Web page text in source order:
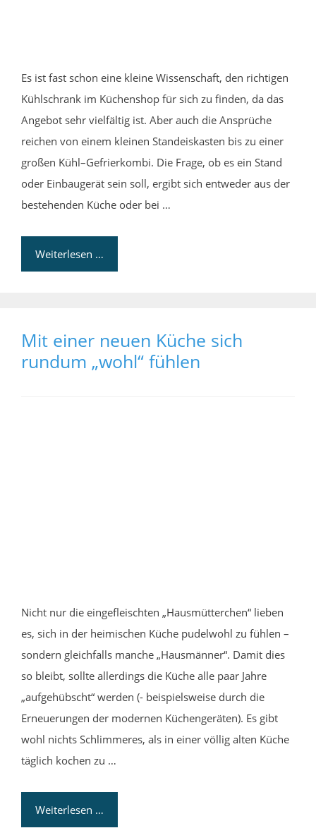
Es ist fast schon eine kleine Wissenschaft, den richtigen
Kühlschrank im Küchenshop für sich zu finden, da das
Angebot sehr vielfältig ist. Aber auch die Ansprüche
reichen von einem kleinen Standeiskasten bis zu einer
großen Kühl–Gefrierkombi. Die Frage, ob es ein Stand
oder Einbaugerät sein soll, ergibt sich entweder aus der
bestehenden Küche oder bei …
Weiterlesen …
Mit einer neuen Küche sich
rundum „wohl“ fühlen
Nicht nur die eingefleischten „Hausmütterchen“ lieben
es, sich in der heimischen Küche pudelwohl zu fühlen –
sondern gleichfalls manche „Hausmänner“. Damit dies
so bleibt, sollte allerdings die Küche alle paar Jahre
„aufgehübscht“ werden (- beispielsweise durch die
Erneuerungen der modernen Küchengeräten). Es gibt
wohl nichts Schlimmeres, als in einer völlig alten Küche
täglich kochen zu …
Weiterlesen …